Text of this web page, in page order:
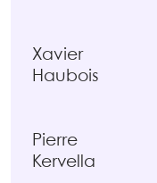
Xavier
Haubois
Pierre
Kervella